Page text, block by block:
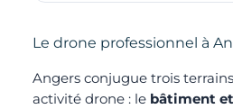
Le drone professionnel à
Angers conjugue trois
activité drone : le bâtiment